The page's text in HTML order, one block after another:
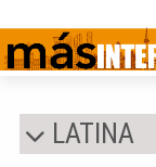
LATINA